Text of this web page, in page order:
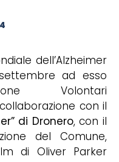
dell’Alzheimer
ad esso
Volontari
con il
di Dronero, con il
del Comune,
di Oliver Parker